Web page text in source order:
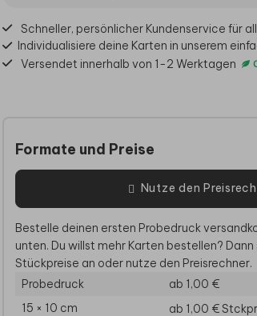
EINLADUNG GEBURTSTAG
Schneller, persönlicher Kundenservice für
Individualisiere deine Karten in unserem
Versendet innerhalb von 1-2 Werktagen
Formate und Preise
Nutze den
Bestelle deinen ersten Probedruck
unten. Du willst mehr Karten bestellen?
Stückpreise an oder nutze den Preisrechner.
Probedruck
ab 1,00 €
15 × 10 cm
ab 1,00 €